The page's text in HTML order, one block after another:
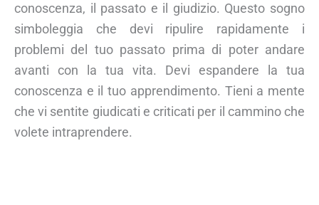
conoscenza, il passato e il giudizio. Questo sogno
simboleggia che devi ripulire rapidamente i
problemi del tuo passato prima di poter andare
avanti con la tua vita. Devi espandere la tua
conoscenza e il tuo apprendimento. Tieni a mente
che vi sentite giudicati e criticati per il cammino che
volete intraprendere.